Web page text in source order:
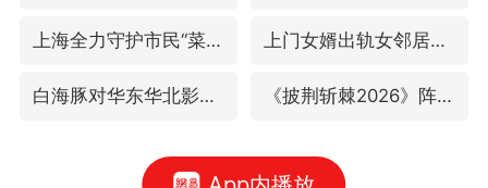
上海全力守护市民“菜篮子” 上门女婿出轨女邻居多年被判重婚罪
白海豚对华东华北影响会大于巴威 《披荆斩棘2026》阵容官宣